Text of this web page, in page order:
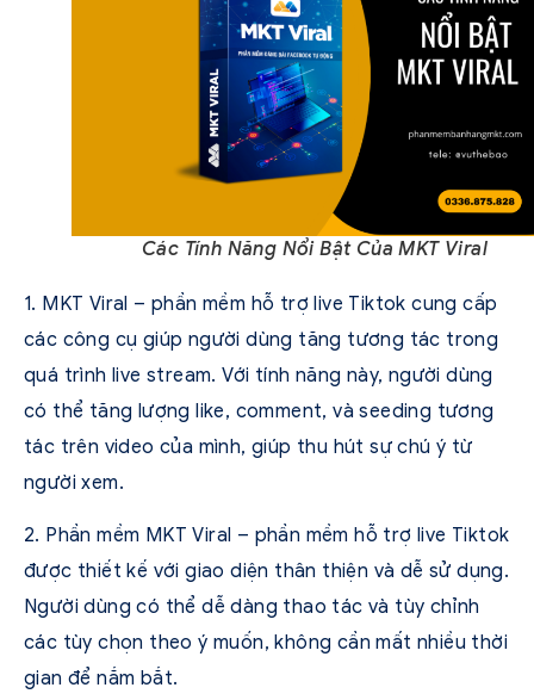
Các Tính Năng Nổi Bật Của MKT Viral
1. MKT Viral – phần mềm hỗ trợ live Tiktok cung cấp
các công cụ giúp người dùng tăng tương tác trong
quá trình live stream. Với tính năng này, người dùng
có thể tăng lượng like, comment, và seeding tương
tác trên video của mình, giúp thu hút sự chú ý từ
người xem.
2. Phần mềm MKT Viral – phần mềm hỗ trợ live Tiktok
được thiết kế với giao diện thân thiện và dễ sử dụng.
Người dùng có thể dễ dàng thao tác và tùy chỉnh
các tùy chọn theo ý muốn, không cần mất nhiều thời
gian để nắm bắt.